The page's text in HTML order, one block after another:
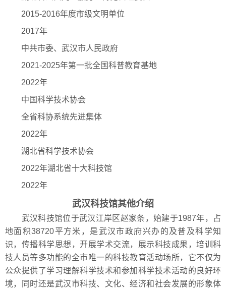
2015-2016年度市级文明单位
2017年
中共市委、武汉市人民政府
2021-2025年第一批全国科普教育基地
2022年
中国科学技术协会
全省科协系统先进集体
2022年
湖北省科学技术协会
2022年湖北省十大科技馆
2022年
武汉科技馆其他介绍
武汉科技馆位于武汉江岸区赵家条，始建于1987年，占
地面积38720平方米，是武汉市政府兴办的及普及科学知
识，传播科学思想，开展学术交流，展示科技成果，培训科
技人员等多功能的全市唯一的科技教育活动场所，它不仅为
公众提供了学习理解科学技术和参加科学技术活动的良好环
境，同时还是武汉市科技、文化、经济和社会发展的形象体